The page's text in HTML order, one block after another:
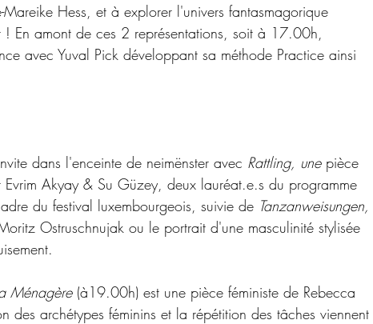
Mareike Hess, et à explorer l'univers fantasmagorique
En amont de ces 2 représentations, soit à 17.00h,
avec Yuval Pick développant sa méthode Practice ainsi
dans l'enceinte de neimënster avec Rattling, une pièce
Akyay & Su Güzey, deux lauréat.e.s du programme
du festival luxembourgeois, suivie de Tanzanweisungen,
Ostruschnujak ou le portrait d'une masculinité stylisée
Ménagère (à19.00h) est une pièce féministe de Rebecca
des archétypes féminins et la répétition des tâches viennent